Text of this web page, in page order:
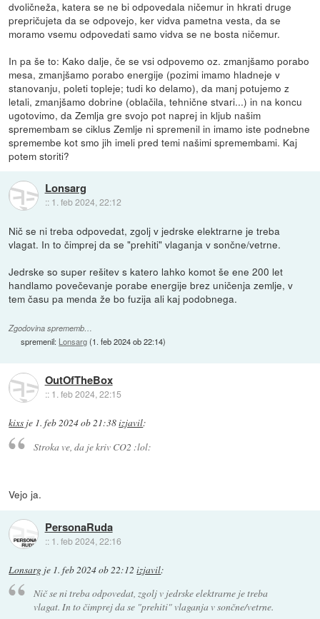
dvoličneža, katera se ne bi odpovedala ničemur in hkrati druge
prepričujeta da se odpovejo, ker vidva pametna vesta, da se
moramo vsemu odpovedati samo vidva se ne bosta ničemur.
In pa še to: Kako dalje, če se vsi odpovemo oz. zmanjšamo porabo
mesa, zmanjšamo porabo energije (pozimi imamo hladneje v
stanovanju, poleti topleje; tudi ko delamo), da manj potujemo z
letali, zmanjšamo dobrine (oblačila, tehnične stvari...) in na koncu
ugotovimo, da Zemlja gre svojo pot naprej in kljub našim
spremembam se ciklus Zemlje ni spremenil in imamo iste podnebne
spremembe kot smo jih imeli pred temi našimi spremembami. Kaj
potem storiti?
Lonsarg
:: 1. feb 2024, 22:12
Nič se ni treba odpovedat, zgolj v jedrske elektrarne je treba
vlagat. In to čimprej da se "prehiti" vlaganja v sončne/vetrne.
Jedrske so super rešitev s katero lahko komot še ene 200 let
handlamo povečevanje porabe energije brez uničenja zemlje, v
tem času pa menda že bo fuzija ali kaj podobnega.
Zgodovina sprememb…
spremenil: Lonsarg(1. feb 2024 ob 22:14)
OutOfTheBox
:: 1. feb 2024, 22:15
kixs je 1. feb 2024 ob 21:38izjavil:
Stroka ve, da je kriv CO2 :lol:
Vejo ja.
PersonaRuda
:: 1. feb 2024, 22:16
Lonsarg je 1. feb 2024 ob 22:12 izjavil:
Nič se ni treba odpovedat, zgolj v jedrske elektrarne je treba
vlagat. In to čimprej da se "prehiti" vlaganja v sončne/vetrne.